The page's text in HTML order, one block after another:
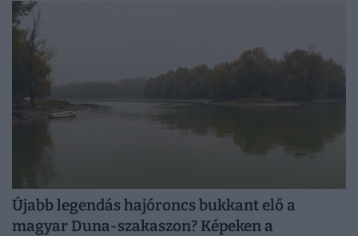
Újabb legendás hajóroncs bukkant elő a
magyar Duna-szakaszon? Képeken a